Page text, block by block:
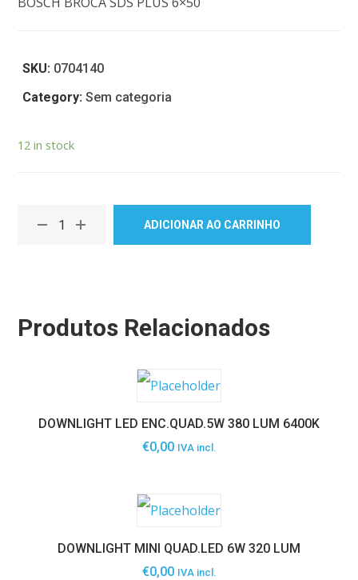
SKU: 0704140
Category:Sem categoria
12 in stock
ADICIONAR AO CARRINHO
Produtos Relacionados
DOWNLIGHT LED ENC.QUAD.5W 380 LUM 6400K
€0,00 IVA incl.
DOWNLIGHT MINI QUAD.LED 6W 320 LUM
€0,00 IVA incl.